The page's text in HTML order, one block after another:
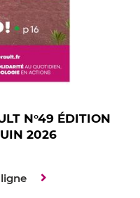
N°49 ÉDITION
2026